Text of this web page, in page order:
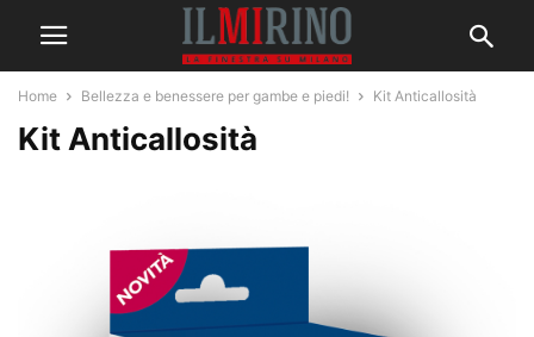
Home Bellezza e benessere per gambe e piedi! Kit Anticallosità
Kit Anticallosità